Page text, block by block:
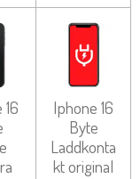
Iphone 16
Byte
Laddkonta
kt original